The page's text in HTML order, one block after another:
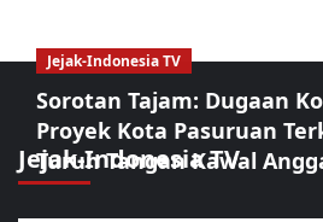
Jejak-Indonesia TV
Jejak-Indonesia TV
Sorotan Tajam: Dugaan
Proyek Kota Pasuruan
Turun Tangan Kawal